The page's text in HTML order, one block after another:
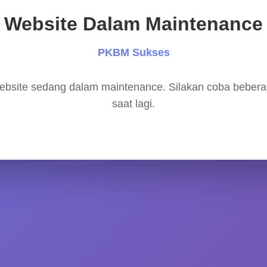
Website Dalam Maintenance
PKBM Sukses
sedang dalam maintenance. Silakan coba
saat lagi.